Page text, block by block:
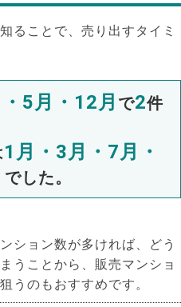
ることで、売り出すタイミ
5月・12月 で2件
1月・3月・7月・
した。
ション数が多ければ、どう
うことから、販売マンショ
うのもおすすめです。